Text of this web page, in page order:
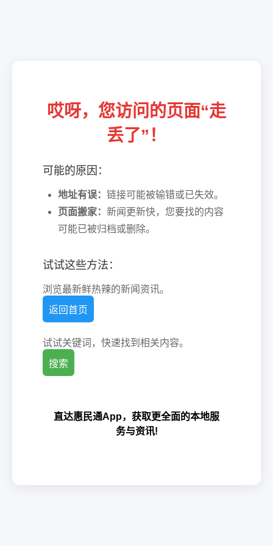
哎呀，您访问的页面“走
丢了”！
可能的原因：
地址有误： 链接可能被输错或已失效。
页面搬家： 新闻更新快，您要找的内容
可能已被归档或删除。
试试这些方法：
浏览最新鲜热辣的新闻资讯。
返回首页
试试关键词，快速找到相关内容。
搜索
直达惠民通App，获取更全面的本地服
务与资讯!